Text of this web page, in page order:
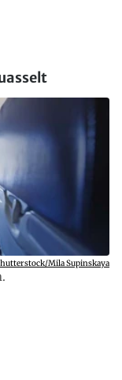
Mila Supinskaya